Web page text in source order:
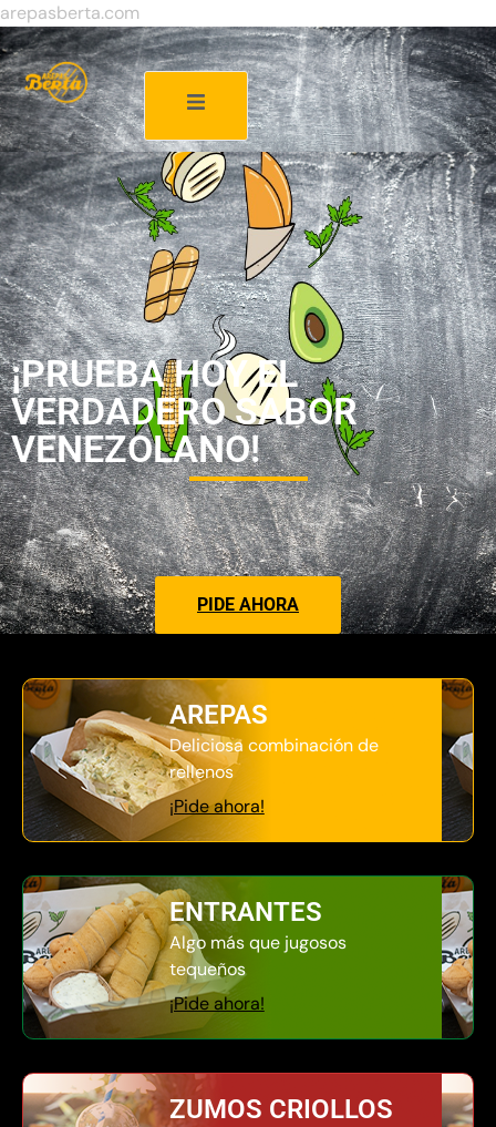
arepasberta.com
¡PRUEBA HOY EL
VERDADERO SABOR
VENEZOLANO!
PIDE AHORA
AREPAS
Deliciosa combinación de
rellenos
¡Pide ahora!
ENTRANTES
Algo más que jugosos
tequeños
¡Pide ahora!
ZUMOS CRIOLLOS